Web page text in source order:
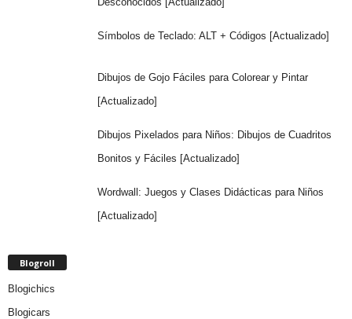
Símbolos de Teclado: ALT + Códigos [Actualizado]
Dibujos de Gojo Fáciles para Colorear y Pintar
[Actualizado]
Dibujos Pixelados para Niños: Dibujos de Cuadritos
Bonitos y Fáciles [Actualizado]
Wordwall: Juegos y Clases Didácticas para Niños
[Actualizado]
Blogroll
Blogichics
Blogicars